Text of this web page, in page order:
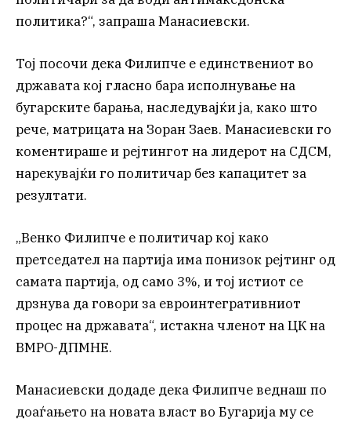
политика?“, запраша Манасиевски.
Тој посочи дека Филипче е единствениот во
државата кој гласно бара исполнување на
бугарските барања, наследувајќи ја, како што
рече, матрицата на Зоран Заев. Манасиевски го
коментираше и рејтингот на лидерот на СДСМ,
нарекувајќи го политичар без капацитет за
резултати.
„Венко Филипче е политичар кој како
претседател на партија има понизок рејтинг од
самата партија, од само 3%, и тој истиот се
дрзнува да говори за евроинтегративниот
процес на државата“, истакна членот на ЦК на
ВМРО-ДПМНЕ.
Манасиевски додаде дека Филипче веднаш по
доаѓањето на новата власт во Бугарија му се